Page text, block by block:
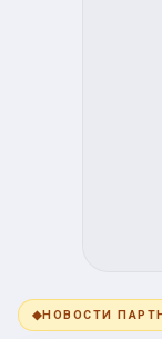
◆НОВОСТИ